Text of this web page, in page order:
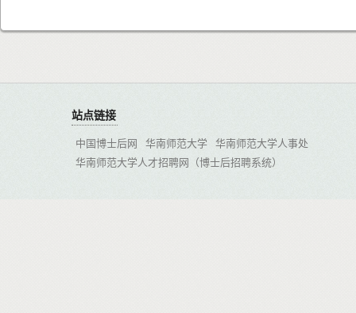
站点链接
中国博士后网 华南师范大学 华南师范大学人事处
华南师范大学人才招聘网（博士后招聘系统）